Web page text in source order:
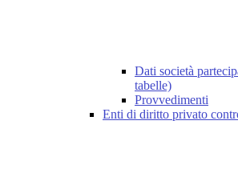
Dati società
tabelle)
Provvedimenti
Enti di diritto privato